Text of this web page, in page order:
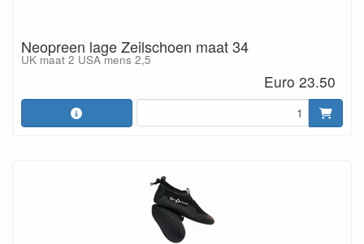
Neopreen lage Zeilschoen maat 34
UK maat 2 USA mens 2,5
Euro 23.50